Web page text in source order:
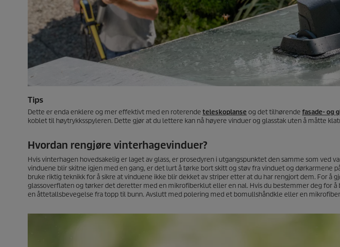
Tips
Dette er enda enklere og mer effektivt med en roterende teleskoplanse og det tilhørende fasade- og
koblet til høytrykksspyleren. Dette gjør at du lettere kan nå høyere vinduer og glasstak uten å måtte
Hvordan rengjøre vinterhagevinduer?
Hvis vinterhagen hovedsakelig er laget av glass, er prosedyren i utgangspunktet den samme som ved
vinduene blir skitne igjen med en gang, er det lurt å tørke bort skitt og støv fra vinduet og dørkarmene
bruke riktig teknikk for å sikre at vinduene ikke blir dekket av striper etter at du har rengjort dem. For å
glassoverflaten og tørker det deretter med en mikrofiberklut eller en nal. Hvis du bestemmer deg for å
en åttetallsbevegelse fra topp til bunn. Avslutt med polering med et bomullshåndkle eller en